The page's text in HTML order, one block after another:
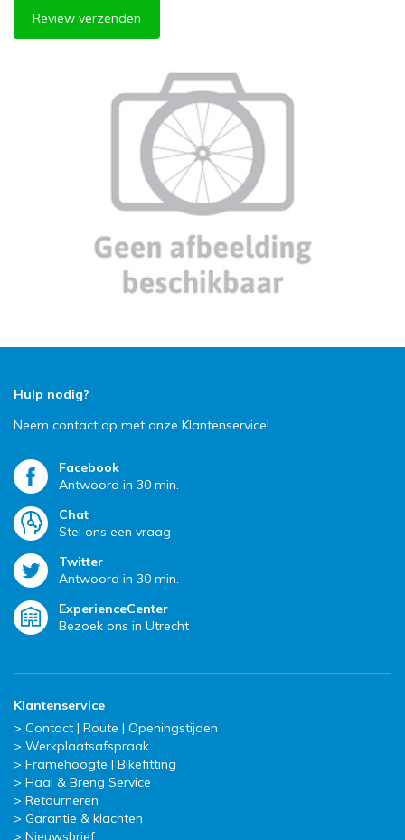
Review verzenden
Hulp nodig?
Neem contact op met onze Klantenservice!
Facebook
Antwoord in 30 min.
Chat
Stel ons een vraag
Twitter
Antwoord in 30 min.
ExperienceCenter
Bezoek ons in Utrecht
Klantenservice
Contact | Route | Openingstijden
Werkplaatsafspraak
Framehoogte | Bikefitting
Haal & Breng Service
Retourneren
Garantie & klachten
Nieuwsbrief